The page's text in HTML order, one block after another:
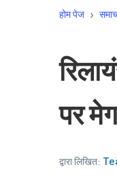
होम पेज ›
पर
द्वारा लिखित: